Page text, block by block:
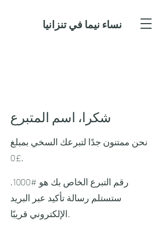
نساء نيما في تنزانيا
شكرا، اسم المتبرع
نحن ممتنون جدًا لتبرعك السخي بمبلغ
£0.
رقم التبرع الخاص بك هو #1000.
ستستلم رسالة تأكيد عبر البريد
الإلكتروني قريبًا.